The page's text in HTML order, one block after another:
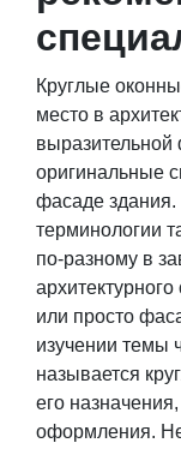
Круглые
место в
оригинальные
фасаде
терминологии
по-разному в
или просто
изучении темы
называется
его
оформления.